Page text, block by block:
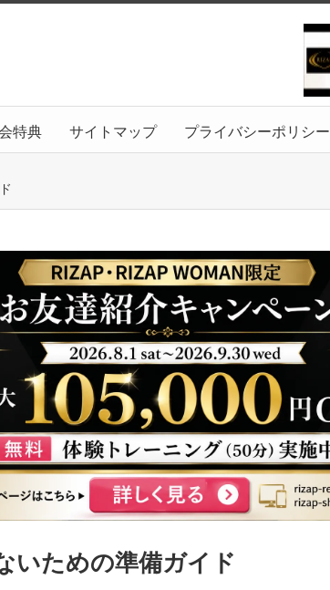
特典 サイトマップ プライバシーポリシー
いための準備ガイド